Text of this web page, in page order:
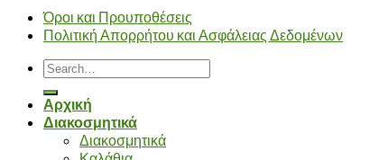
Όροι και Προυποθέσεις
Πολιτική Απορρήτου και Ασφάλειας Δεδομένων
Search
for:
Αρχική
Διακοσμητικά
Διακοσμητικά